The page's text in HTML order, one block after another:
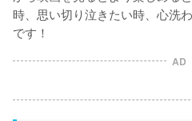
時、思い切り泣きたい時、心洗
です！
AD